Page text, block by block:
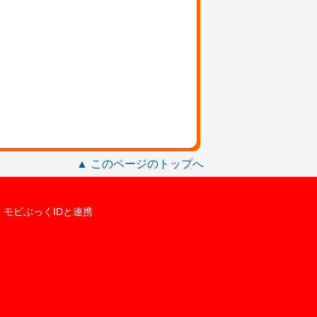
▲ このページのトップへ
モビぶっくIDと連携